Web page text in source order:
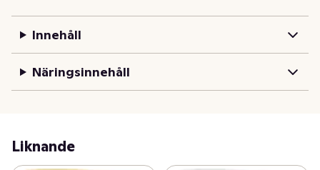
Sverige.
Innehåll
Näringsinnehåll
Liknande